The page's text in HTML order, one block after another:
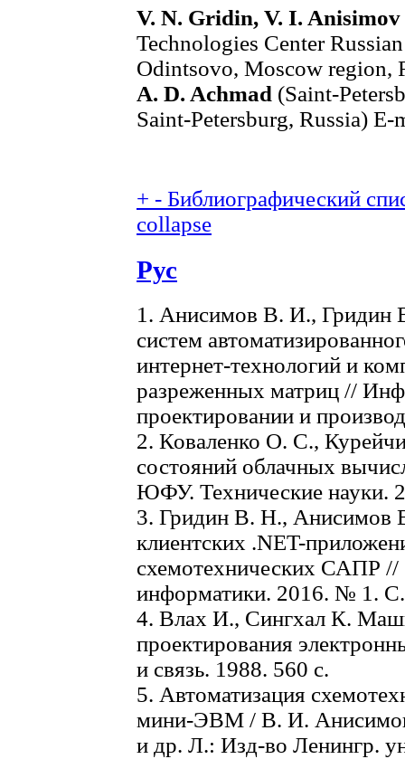
V. N. Gridin, V. I. Anisimov
Technologies Center
Odintsovo, Moscow region,
A. D. Achmad (Saint-
Saint-Petersburg, Russia)
+ - Библиографический
collapse
Рус
1. Анисимов В. И., Гридин
систем
интернет-технологий и
разреженных матриц //
проектировании и
2. Коваленко О. С.,
состояний облачных
ЮФУ. Технические науки.
3. Гридин В. Н., Анисимов
клиентских .NET-
схемотехнических САПР //
информатики. 2016. № 1.
4. Влах И., Сингхал К.
проектирования
и связь. 1988. 560 с.
5. Автоматизация
мини-ЭВМ / В. И.
и др. Л.: Изд-во Ленингр.